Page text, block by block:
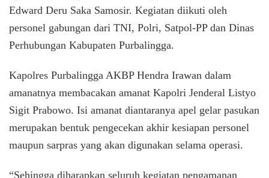
Edward Deru Saka Samosir. Kegiatan diikuti oleh
personel gabungan dari TNI, Polri, Satpol-PP dan Dinas
Perhubungan Kabupaten Purbalingga.
Kapolres Purbalingga AKBP Hendra Irawan dalam
amanatnya membacakan amanat Kapolri Jenderal Listyo
Sigit Prabowo. Isi amanat diantaranya apel gelar pasukan
merupakan bentuk pengecekan akhir kesiapan personel
maupun sarpras yang akan digunakan selama operasi.
“Sehingga diharapkan seluruh kegiatan pengamanan